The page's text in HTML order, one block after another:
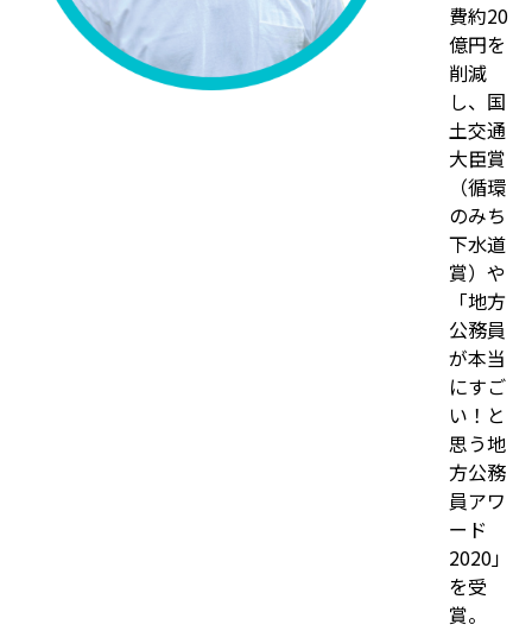
費約20
億円を
削減
し、国
土交通
大臣賞
（循環
のみち
下水道
賞）や
「地方
公務員
が本当
にすご
い！と
思う地
方公務
員アワ
ード
2020」
を受
賞。